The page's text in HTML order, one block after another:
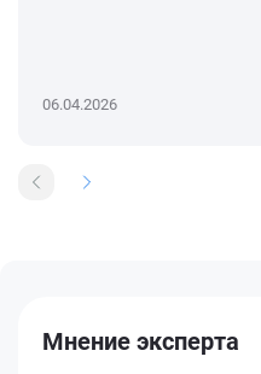
06.04.2026
Мнение эксперта